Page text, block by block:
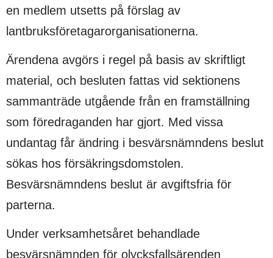
en medlem utsetts på förslag av
lantbruksföretagarorganisationerna.
Ärendena avgörs i regel på basis av skriftligt
material, och besluten fattas vid sektionens
sammanträde utgående från en framställning
som föredraganden har gjort. Med vissa
undantag får ändring i besvärsnämndens beslut
sökas hos försäkringsdomstolen.
Besvärsnämndens beslut är avgiftsfria för
parterna.
Under verksamhetsåret behandlade
besvärsnämnden för olycksfallsärenden